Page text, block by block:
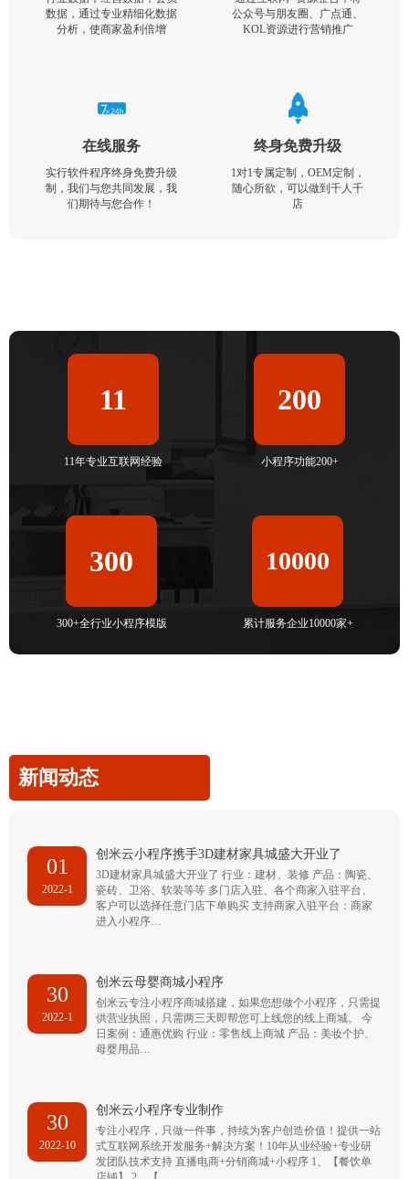
数据，通过专业精细化数据
分析，使商家盈利倍增
公众号与朋友圈、广点通、
KOL资源进行营销推广
在线服务
实行软件程序终身免费升级
制，我们与您共同发展，我
们期待与您合作！
终身免费升级
1对1专属定制，OEM定制，
随心所欲，可以做到千人千
店
11
11年专业互联网经验
200
小程序功能200+
300
300+全行业小程序模版
10000
累计服务企业10000家+
新闻动态
01
2022-1
创米云小程序携手3D建材家具城盛大开业了
3D建材家具城盛大开业了 行业：建材、装修 产品：陶瓷、
瓷砖、卫浴、软装等等 多门店入驻、各个商家入驻平台、
客户可以选择任意门店下单购买 支持商家入驻平台：商家
进入小程序…
30
2022-1
创米云母婴商城小程序
创米云专注小程序商城搭建，如果您想做个小程序，只需提
供营业执照，只需两三天即帮您可上线您的线上商城。 今
日案例：通惠优购 行业：零售线上商城 产品：美妆个护、
母婴用品…
30
2022-10
创米云小程序专业制作
专注小程序，只做一件事，持续为客户创造价值！提供一站
式互联网系统开发服务+解决方案！10年从业经验+专业研
发团队技术支持 直播电商+分销商城+小程序 1、【餐饮单